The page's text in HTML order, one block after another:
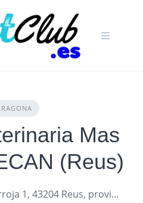
Mas
(Reus)
Carrer De Bernat Torroja 1, 43204 Reus, provincia de Tarragona, España